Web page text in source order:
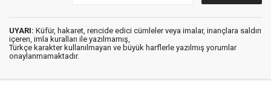
UYARI: Küfür, hakaret, rencide edici cümleler veya imalar, inançlara saldırı
içeren, imla kuralları ile yazılmamış,
Türkçe karakter kullanılmayan ve büyük harflerle yazılmış yorumlar
onaylanmamaktadır.